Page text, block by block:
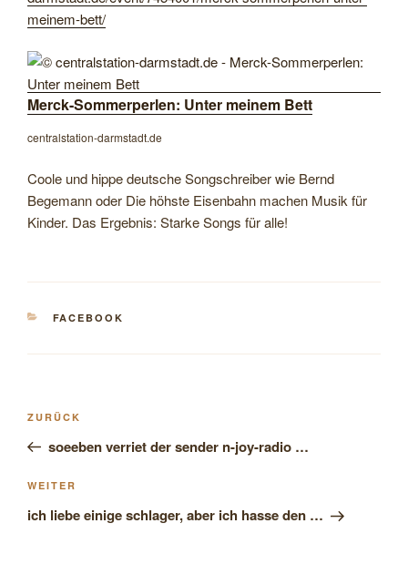
meinem-bett/
Merck-Sommerperlen: Unter meinem Bett
centralstation-darmstadt.de
Coole und hippe deutsche Songschreiber wie Bernd
Begemann oder Die höhste Eisenbahn machen Musik für
Kinder. Das Ergebnis: Starke Songs für alle!
KATEGORIEN
FACEBOOK
Beitragsnavigation
Vorheriger
Beitrag
ZURÜCK
soeeben verriet der sender n-joy-radio …
Nächster
Beitrag
WEITER
ich liebe einige schlager, aber ich hasse den …